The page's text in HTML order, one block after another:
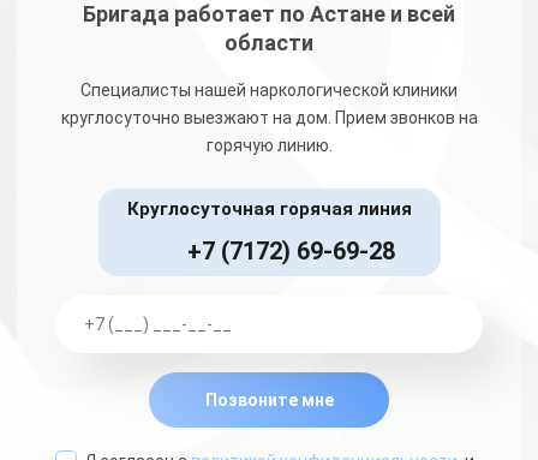
Бригада работает по Астане и всей
области
Специалисты нашей наркологической клиники
круглосуточно выезжают на дом. Прием звонков на
горячую линию.
Круглосуточная горячая линия
+7 (7172) 69-69-28
Позвоните мне